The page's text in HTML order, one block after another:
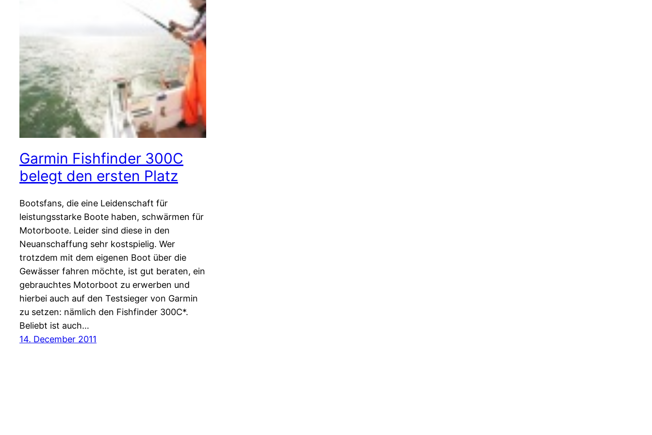
Garmin Fishfinder 300C
belegt den ersten Platz
Bootsfans, die eine Leidenschaft für
leistungsstarke Boote haben, schwärmen für
Motorboote. Leider sind diese in den
Neuanschaffung sehr kostspielig. Wer
trotzdem mit dem eigenen Boot über die
Gewässer fahren möchte, ist gut beraten, ein
gebrauchtes Motorboot zu erwerben und
hierbei auch auf den Testsieger von Garmin
zu setzen: nämlich den Fishfinder 300C*.
Beliebt ist auch…
14. December 2011